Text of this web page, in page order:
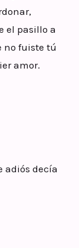
el pasillo a
no fuiste tú
amor.
adiós decía